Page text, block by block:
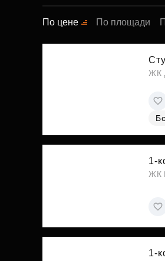
По цене По площади
ЖК
1-
ЖК
1-